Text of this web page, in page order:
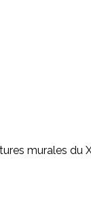
murales du